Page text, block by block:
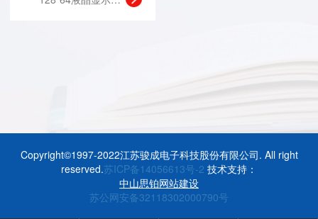
Copyright©1997-2022江苏骏成电子科技股份有限公司. All right
reserved.苏ICP备14056613号-2 技术支持：
中山思铂网站建设
苏公网安备32118302000790号